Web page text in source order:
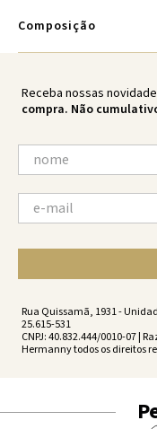
Composição
Receba nossas
compra. Não
Rua Quissamã, 1931 -
25.615-531
CNPJ: 40.832.444/0010-07 |
Hermanny todos os direitos